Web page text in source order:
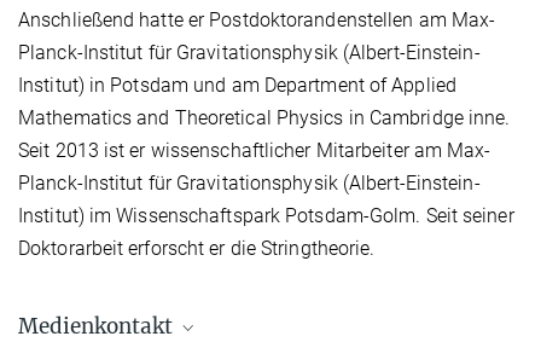
Anschließend hatte er Postdoktorandenstellen am Max-
Planck-Institut für Gravitationsphysik (Albert-Einstein-
Institut) in Potsdam und am Department of Applied
Mathematics and Theoretical Physics in Cambridge inne.
Seit 2013 ist er wissenschaftlicher Mitarbeiter am Max-
Planck-Institut für Gravitationsphysik (Albert-Einstein-
Institut) im Wissenschaftspark Potsdam-Golm. Seit seiner
Doktorarbeit erforscht er die Stringtheorie.
Medienkontakt